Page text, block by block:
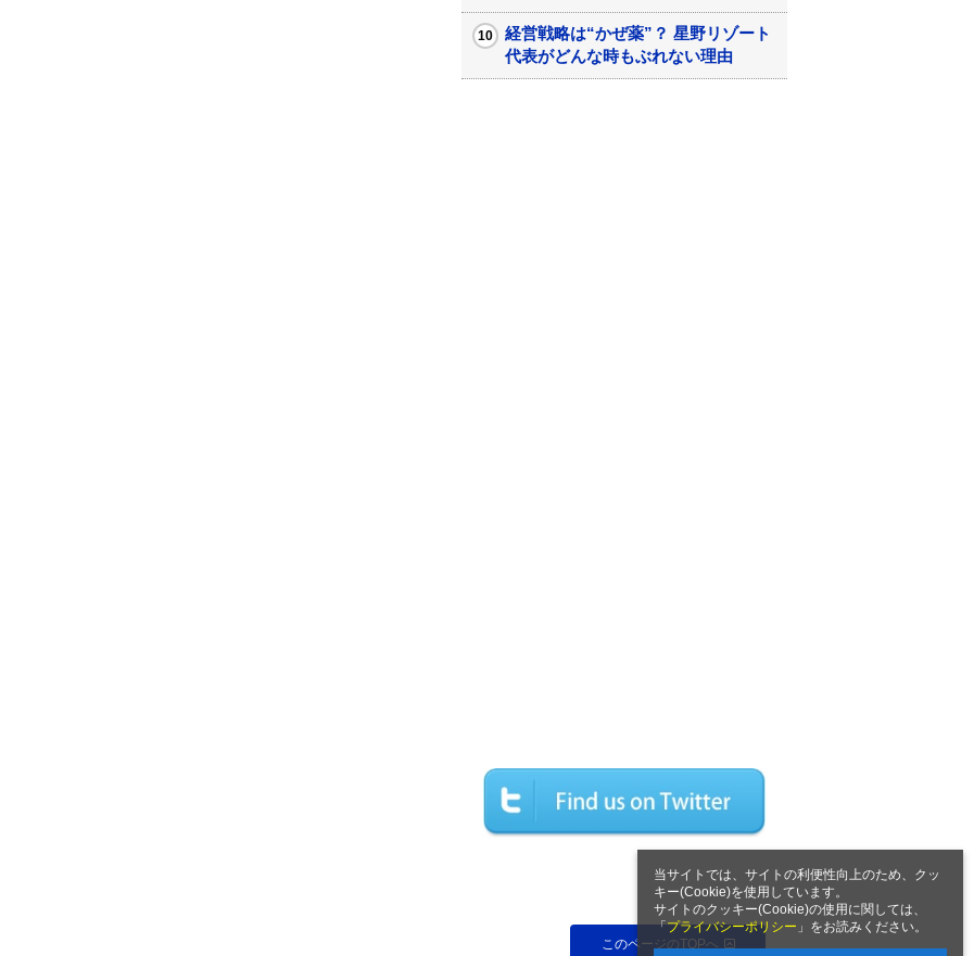
当サイトでは、サイトの利便性向上のため、クッ
キー(Cookie)を使用しています。
サイトのクッキー(Cookie)の使用に関しては、
「プライバシーポリシー 」をお読みください。
経営戦略は“かぜ薬”？ 星野リゾート
代表がどんな時もぶれない理由
このページのTOPへ